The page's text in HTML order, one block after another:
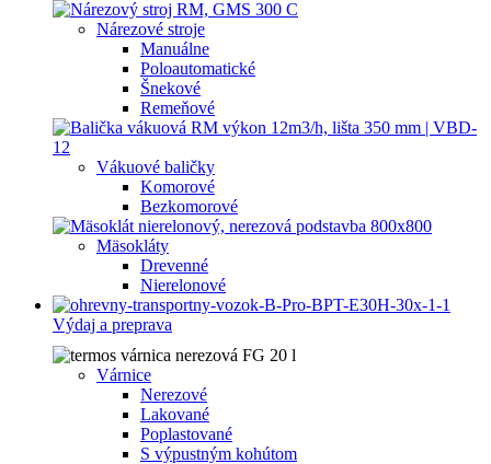
Nárezové stroje
Manuálne
Poloautomatické
Šnekové
Remeňové
Vákuové baličky
Komorové
Bezkomorové
Mäsokláty
Drevenné
Nierelonové
Výdaj a preprava
Várnice
Nerezové
Lakované
Poplastované
S výpustným kohútom